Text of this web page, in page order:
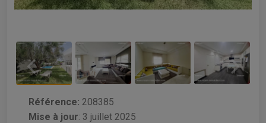
Référence: 208385
Mise à jour: 3 juillet 2025